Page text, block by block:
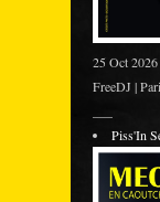
25 Oct 2026
FreeDJ |
Piss'In